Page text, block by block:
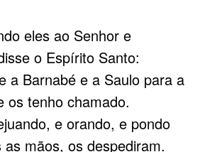
eles ao Senhor e
o Espírito Santo:
a Barnabé e a Saulo para a
os tenho chamado.
e orando, e pondo
as mãos, os despediram.